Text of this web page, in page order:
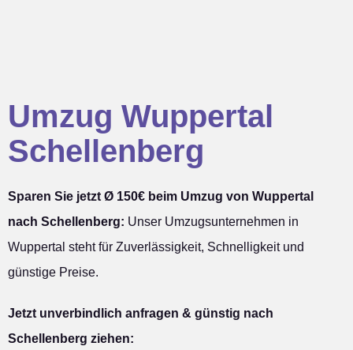
Umzug Wuppertal
Schellenberg
Sparen Sie jetzt Ø 150€ beim Umzug von Wuppertal
nach Schellenberg: Unser Umzugsunternehmen in
Wuppertal steht für Zuverlässigkeit, Schnelligkeit und
günstige Preise.
Jetzt unverbindlich anfragen & günstig nach
Schellenberg ziehen: